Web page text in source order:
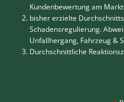
Kundenbewertung am
bisher erzielte
Schadensregulierung.
Unfallhergang, Fahrzeug &
Durchschnittliche